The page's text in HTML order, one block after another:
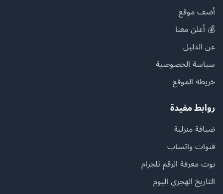
أضف موقع
💰 أعلن معنا
عن الدليل
سياسة الخصوصية
خريطة الموقع
روابط مفيدة
ضيافة منزلية
قنوات واتساب
بوت معرفة الرقم تلجرام
التاريخ الهجري اليوم